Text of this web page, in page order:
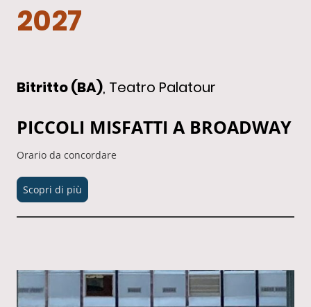
2027
Bitritto (BA), Teatro Palatour
PICCOLI MISFATTI A BROADWAY
Orario da concordare
Scopri di più